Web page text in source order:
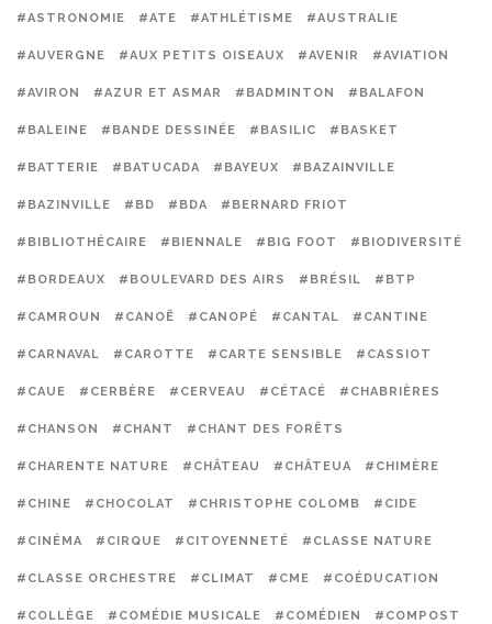
#ASTRONOMIE #ATE #ATHLÉTISME #AUSTRALIE
#AUVERGNE #AUX PETITS OISEAUX #AVENIR #AVIATION
#AVIRON #AZUR ET ASMAR #BADMINTON #BALAFON
#BALEINE #BANDE DESSINÉE #BASILIC #BASKET
#BATTERIE #BATUCADA #BAYEUX #BAZAINVILLE
#BAZINVILLE #BD #BDA #BERNARD FRIOT
#BIBLIOTHÉCAIRE #BIENNALE #BIG FOOT #BIODIVERSITÉ
#BORDEAUX #BOULEVARD DES AIRS #BRÉSIL #BTP
#CAMROUN #CANOË #CANOPÉ #CANTAL #CANTINE
#CARNAVAL #CAROTTE #CARTE SENSIBLE #CASSIOT
#CAUE #CERBÈRE #CERVEAU #CÉTACÉ #CHABRIÈRES
#CHANSON #CHANT #CHANT DES FORÊTS
#CHARENTE NATURE #CHÂTEAU #CHÂTEUA #CHIMÈRE
#CHINE #CHOCOLAT #CHRISTOPHE COLOMB #CIDE
#CINÉMA #CIRQUE #CITOYENNETÉ #CLASSE NATURE
#CLASSE ORCHESTRE #CLIMAT #CME #COÉDUCATION
#COLLÈGE #COMÉDIE MUSICALE #COMÉDIEN #COMPOST